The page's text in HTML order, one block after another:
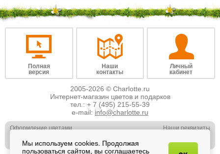
Полная
версия
Наши
контакты
Личный
кабинет
2005-2026 © Charlotte.ru
Интернет-магазин цветов и подарков
тел.: + 7 (495) 215-55-39
e-mail: info@charlotte.ru
Оформление цветами
Свадебная флористика
Наши реквизиты
Отзывы о нас
Мы используем cookies. Продолжая
пользоваться сайтом, вы соглашаетесь